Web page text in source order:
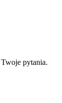
pytania.